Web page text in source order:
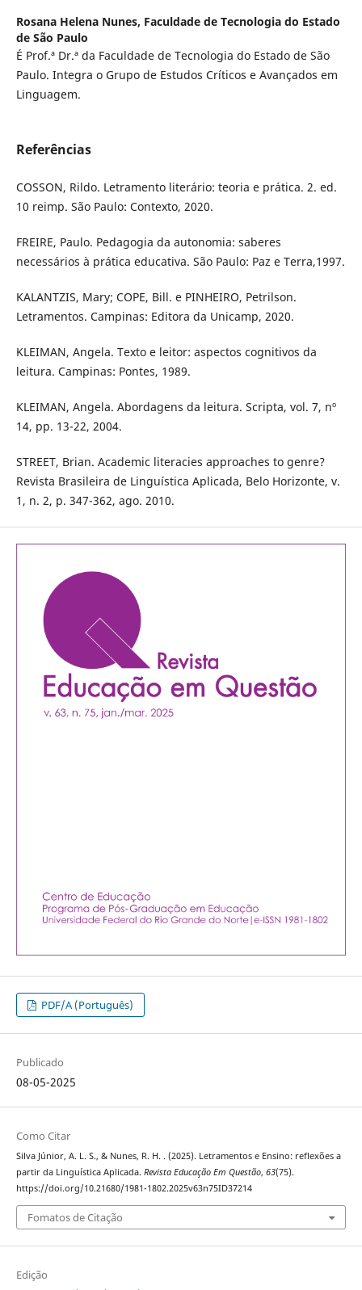
Rosana Helena Nunes, Faculdade de Tecnologia do Estado
de São Paulo
É Prof.ª Dr.ª da Faculdade de Tecnologia do Estado de São
Paulo. Integra o Grupo de Estudos Críticos e Avançados em
Linguagem.
Referências
COSSON, Rildo. Letramento literário: teoria e prática. 2. ed.
10 reimp. São Paulo: Contexto, 2020.
FREIRE, Paulo. Pedagogia da autonomia: saberes
necessários à prática educativa. São Paulo: Paz e Terra,1997.
KALANTZIS, Mary; COPE, Bill. e PINHEIRO, Petrilson.
Letramentos. Campinas: Editora da Unicamp, 2020.
KLEIMAN, Angela. Texto e leitor: aspectos cognitivos da
leitura. Campinas: Pontes, 1989.
KLEIMAN, Angela. Abordagens da leitura. Scripta, vol. 7, nº
14, pp. 13-22, 2004.
STREET, Brian. Academic literacies approaches to genre?
Revista Brasileira de Linguística Aplicada, Belo Horizonte, v.
1, n. 2, p. 347-362, ago. 2010.
PDF/A (Português)
Publicado
08-05-2025
Como Citar
Silva Júnior, A. L. S., & Nunes, R. H. . (2025). Letramentos e Ensino: reflexões a
partir da Linguística Aplicada. Revista Educação Em Questão, 63(75).
https://doi.org/10.21680/1981-1802.2025v63n75ID37214
Fomatos de Citação
Edição